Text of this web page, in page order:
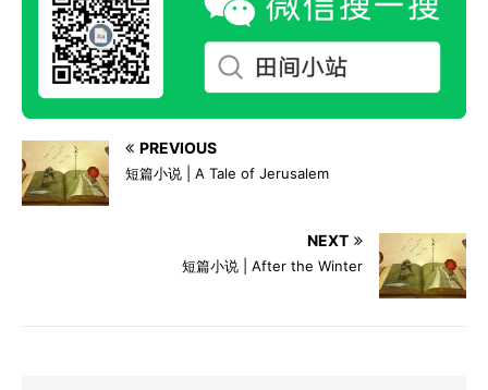
PREVIOUS
短篇小说 | A Tale of Jerusalem
NEXT
短篇小说 | After the Winter